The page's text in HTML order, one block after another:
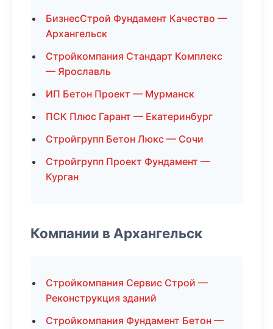
БизнесСтрой Фундамент Качество —
Архангельск
Стройкомпания Стандарт Комплекс
— Ярославль
ИП Бетон Проект — Мурманск
ПСК Плюс Гарант — Екатеринбург
Стройгрупп Бетон Люкс — Сочи
Стройгрупп Проект Фундамент —
Курган
Компании в Архангельск
Стройкомпания Сервис Строй —
Реконструкция зданий
Стройкомпания Фундамент Бетон —